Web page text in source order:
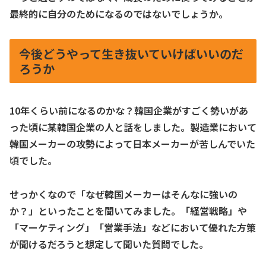
最終的に自分のためになるのではないでしょうか。
今後どうやって生き抜いていけばいいのだ
ろうか
10年くらい前になるのかな？韓国企業がすごく勢いがあ
った頃に某韓国企業の人と話をしました。製造業において
韓国メーカーの攻勢によって日本メーカーが苦しんでいた
頃でした。
せっかくなので「なぜ韓国メーカーはそんなに強いの
か？」といったことを聞いてみました。「経営戦略」や
「マーケティング」「営業手法」などにおいて優れた方策
が聞けるだろうと想定して聞いた質問でした。